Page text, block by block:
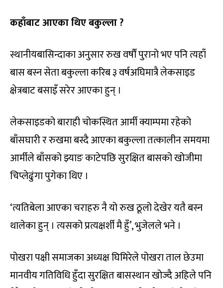
कहाँबाट आएका थिए बकुल्ला ?
स्थानीयबासिन्दाका अनुसार रुख वर्षौं पुरानो भए पनि त्यहाँ
बास बस्न सेता बकुल्ला करिब ३ वर्षअघिमात्रै लेकसाइड
क्षेत्रबाट बसाइँ सरेर आएका हुन् ।
लेकसाइडको बाराही चोकस्थित आर्मी क्याम्पमा रहेको
बाँसघारी र रुखमा बस्दै आएका बकुल्ला तत्कालीन समयमा
आर्मीले बाँसको झ्याङ काटेपछि सुरक्षित बासको खोजीमा
चिप्लेढुंगा पुगेका थिए ।
‘त्यतिबेला आएका चराहरु नै यो रुख ठूलो देखेर यतै बस्न
थालेका हुन् । त्यसको प्रत्यक्षर्शी मै हुँ’, भुजेलले भने ।
पोखरा पक्षी समाजका अध्यक्ष घिमिरेले पोखरा ताल छेउमा
मानवीय गतिविधि हुँदा सुरक्षित बासस्थान खोज्दै अहिले पनि